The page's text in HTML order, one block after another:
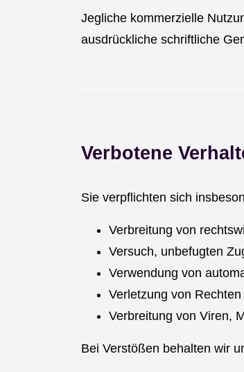
Jegliche kommerzielle
ausdrückliche schriftliche
Verbotene
Sie verpflichten sich
Verbreitung von
Versuch, unbefugten
Verwendung von
Verletzung von
Verbreitung von Viren,
Bei Verstößen behalten wir